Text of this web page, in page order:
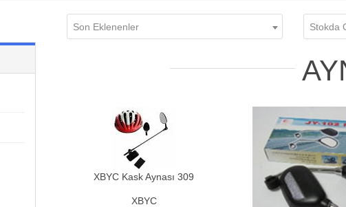
Son Eklenenler Stokda
XBYC Kask Aynası 309
XBYC